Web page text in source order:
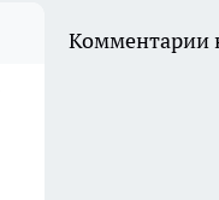
Комментарии